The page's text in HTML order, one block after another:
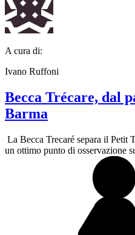
A cura di:
Ivano Ruffoni
Becca Trécare, dal
Barma
La Becca Trecaré separa il Petit
un ottimo punto di osservazione